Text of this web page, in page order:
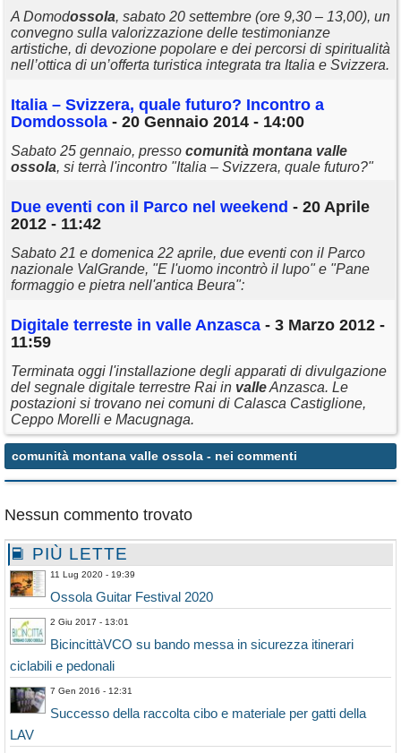
A Domodossola, sabato 20 settembre (ore 9,30 – 13,00), un
convegno sulla valorizzazione delle testimonianze
artistiche, di devozione popolare e dei percorsi di spiritualità
nell’ottica di un’offerta turistica integrata tra Italia e Svizzera.
Italia – Svizzera, quale futuro? Incontro a
Domdossola - 20 Gennaio 2014 - 14:00
Sabato 25 gennaio, presso comunità montana valle
ossola, si terrà l'incontro "Italia – Svizzera, quale futuro?"
Due eventi con il Parco nel weekend - 20 Aprile
2012 - 11:42
Sabato 21 e domenica 22 aprile, due eventi con il Parco
nazionale ValGrande, "E l'uomo incontrò il lupo" e "Pane
formaggio e pietra nell'antica Beura":
Digitale terreste in valle Anzasca - 3 Marzo 2012 -
11:59
Terminata oggi l'installazione degli apparati di divulgazione
del segnale digitale terrestre Rai in valleAnzasca. Le
postazioni si trovano nei comuni di Calasca Castiglione,
Ceppo Morelli e Macugnaga.
comunità montana valle ossola - nei commenti
Nessun commento trovato
PIÙ LETTE
11 Lug 2020 - 19:39
Ossola Guitar Festival 2020
2 Giu 2017 - 13:01
BicincittàVCO su bando messa in sicurezza itinerari
ciclabili e pedonali
7 Gen 2016 - 12:31
Successo della raccolta cibo e materiale per gatti della
LAV